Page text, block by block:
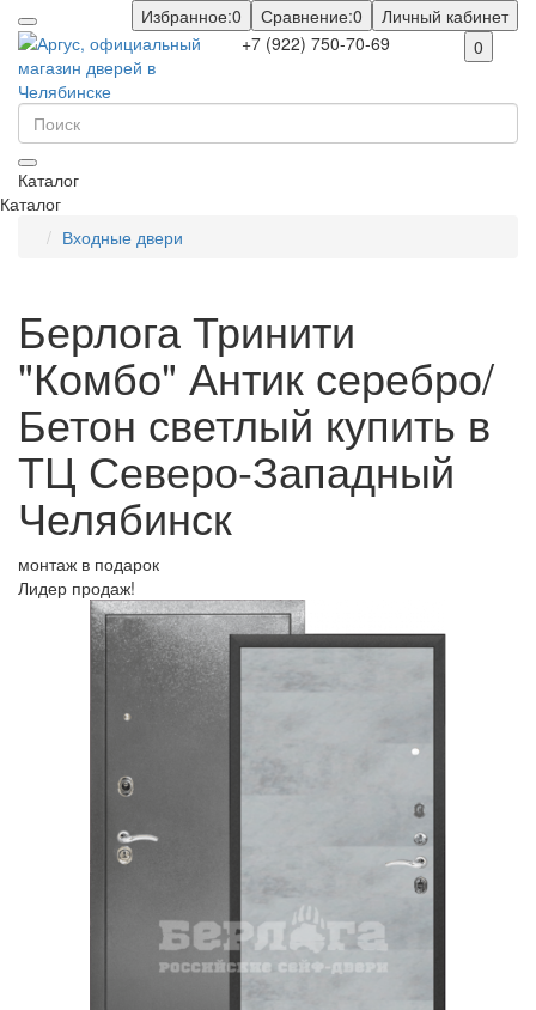
Личный кабинет
Сравнение:0
Избранное:0
+7 (922) 750-70-69
0
Каталог
Каталог
Входные двери
Берлога Тринити
"Комбо" Антик серебро/
Бетон светлый купить в
ТЦ Северо-Западный
Челябинск
монтаж в подарок
Лидер продаж!